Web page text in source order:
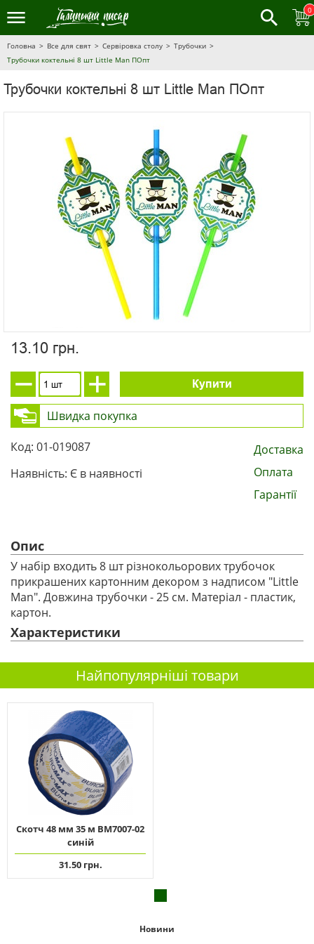
0
Головна Все для свят Сервіровка столу
Трубочки
Трубочки коктельні 8 шт Little Man ПОпт
Трубочки коктельні 8 шт Little Man ПОпт
13.10 грн.
Купити
Швидка покупка
Код: 01-019087
Наявність: Є в наявності
Доставка
Оплата
Гарантії
Опис
У набір входить 8 шт різнокольорових трубочок
прикрашених картонним декором з надписом "Little
Man". Довжина трубочки - 25 см. Матеріал - пластик,
картон.
Характеристики
Найпопулярніші товари
Скотч 48 мм 35 м ВМ7007-02
синій
31.50 грн.
Новини